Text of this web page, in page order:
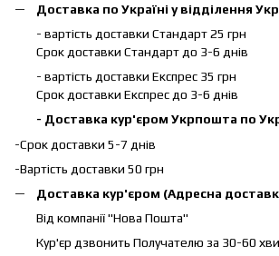
Доставка по Україні у відділення
- вартість доставки Стандарт 25 грн
Срок доставки Стандарт до 3-6 днів
- вартість доставки Експрес 35 грн
Срок доставки Експрес до 3-6 днів
- Доставка кур'єром Укрпошта по
-Срок доставки 5-7 днів
-Вартість доставки 50 грн
Доставка кур'єром (Адресна
Від компанії "Нова Пошта"
Кур'єр дзвонить Получателю за 30-60